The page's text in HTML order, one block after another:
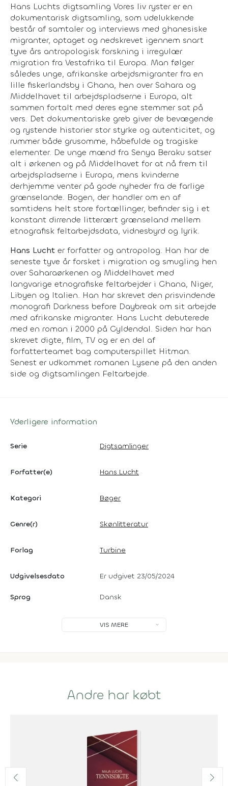
Hans Luchts digtsamling Vores liv rysterer en
dokumentarisk digtsamling, som udelukkende
består af samtaler og interviews med ghanesiske
migranter, optaget og nedskrevet igennem snart
tyve års antropologisk forskning i irregulær
migration fra Vestafrika til Europa. Man følger
således unge, afrikanske arbejdsmigranter fra en
lille fiskerlandsby i Ghana, hen over Sahara og
Middelhavet til arbejdspladserne i Europa, alt
sammen fortalt med deres egne stemmer sat på
vers. Det dokumentariske greb giver de bevægende
og rystende historier stor styrke og autenticitet, og
rummer både grusomme, håbefulde og tragiske
elementer. De unge mænd fra Senya Beraku satser
alt i ørkenen og på Middelhavet for at nå frem til
arbejdspladserne i Europa, mens kvinderne
derhjemme venter på gode nyheder fra de farlige
grænselande. Bogen, der handler om en af
samtidens helt store fortællinger, befinder sig i et
konstant dirrende litterært grænseland mellem
etnografisk feltarbejdsdata, vidnesbyrd og lyrik.
Hans Lucht er forfatter og antropolog. Han har de
seneste tyve år forsket i migration og smugling hen
over Saharaørkenen og Middelhavet med
langvarige etnografiske feltarbejder i Ghana, Niger,
Libyen og Italien. Han har skrevet den prisvindende
monografi Darkness before Daybreak om sit arbejde
med afrikanske migranter. Hans Lucht debuterede
med en roman i 2000 på Gyldendal. Siden har han
skrevet digte, film, TV og er en del af
forfatterteamet bag computerspillet Hitman.
Senest er udkommet romanen Lysene på den anden
side og digtsamlingen Feltarbejde.
Yderligere information
Serie Digtsamlinger
Forfatter(e) Hans Lucht
Kategori Bøger
Genre(r) Skønlitteratur
Forlag Turbine
Udgivelsesdato Er udgivet 23/05/2024
Sprog Dansk
VIS MERE
Andre har købt